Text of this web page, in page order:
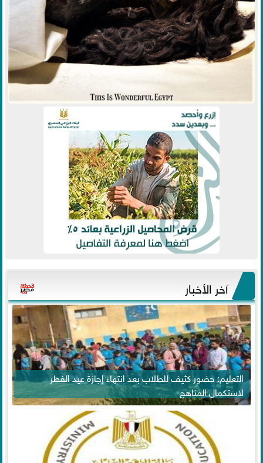
آخر الأخبار
التعليم: حضور كثيف للطلاب بعد انتهاء إجازة عيد الفطر
لاستكمال المناهج